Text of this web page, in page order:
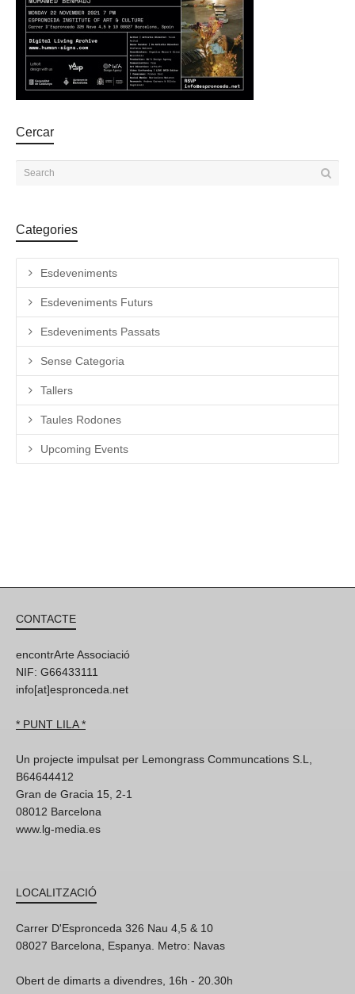
Cercar
Categories
Esdeveniments
Esdeveniments Futurs
Esdeveniments Passats
Sense Categoria
Tallers
Taules Rodones
Upcoming Events
CONTACTE
encontrArte Associació
NIF: G66433111
info[at]espronceda.net
* PUNT LILA *
Un projecte impulsat per Lemongrass Communcations S.L,
B64644412
Gran de Gracia 15, 2-1
08012 Barcelona
www.lg-media.es
LOCALITZACIÓ
Carrer D'Espronceda 326 Nau 4,5 & 10
08027 Barcelona, Espanya. Metro: Navas
Obert de dimarts a divendres, 16h - 20.30h